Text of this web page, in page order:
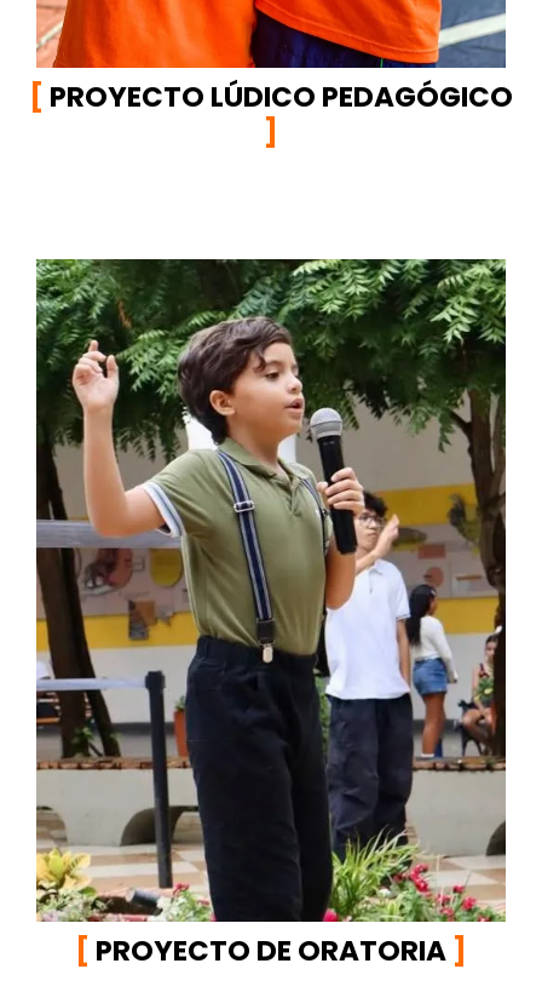
[ PROYECTO LÚDICO PEDAGÓGICO
]
[ PROYECTO DE ORATORIA ]